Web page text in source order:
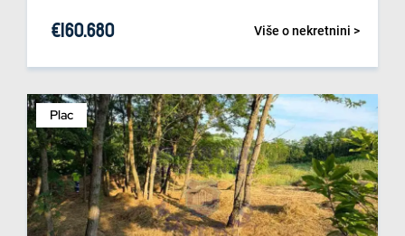
Više o nekretnini >
€160.680
Plac